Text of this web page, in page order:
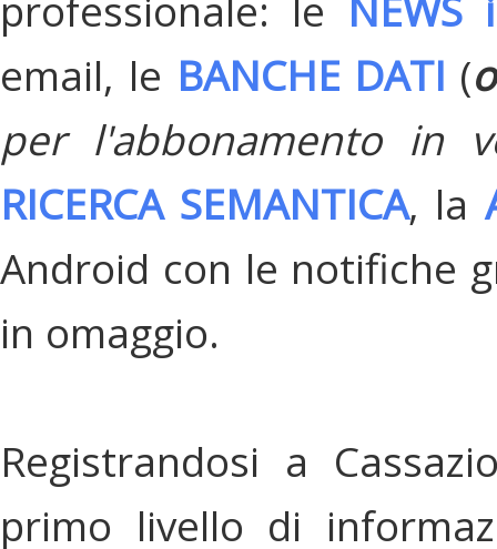
professionale: le
email, le BANCHE DATI (
per l'abbonamento in
RICERCA SEMANTICA, la
Android con le notifiche
in omaggio.
Registrandosi a
primo livello di